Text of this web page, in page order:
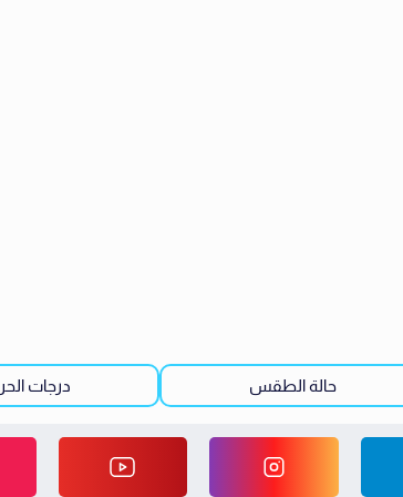
حالة الطقس درجات